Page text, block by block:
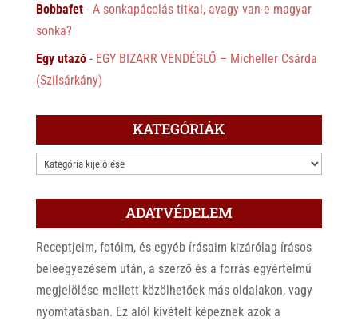
Bobbafet- A sonkapácolás titkai, avagy van-e magyar
sonka?
Egy utazó- EGY BIZARR VENDÉGLŐ – Micheller Csárda
(Szilsárkány)
KATEGÓRIÁK
KATEGÓRIÁK
ADATVÉDELEM
Receptjeim, fotóim, és egyéb írásaim kizárólag írásos
beleegyezésem után, a szerző és a forrás egyértelmű
megjelölése mellett közölhetőek más oldalakon, vagy
nyomtatásban. Ez alól kivételt képeznek azok a